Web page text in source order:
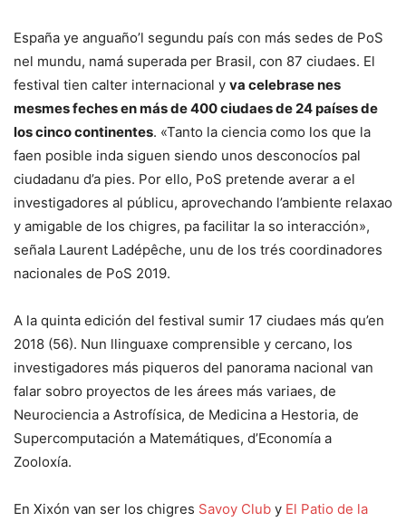
España ye anguaño’l segundu país con más sedes de PoS
nel mundu, namá superada per Brasil, con 87 ciudaes. El
festival tien calter internacional y va celebrase nes
mesmes feches en más de 400 ciudaes de 24 países de
los cinco continentes. «Tanto la ciencia como los que la
faen posible inda siguen siendo unos desconocíos pal
ciudadanu d’a pies. Por ello, PoS pretende averar a el
investigadores al públicu, aprovechando l’ambiente relaxao
y amigable de los chigres, pa facilitar la so interacción»,
señala Laurent Ladépêche, unu de los trés coordinadores
nacionales de PoS 2019.
A la quinta edición del festival sumir 17 ciudaes más qu’en
2018 (56). Nun llinguaxe comprensible y cercano, los
investigadores más piqueros del panorama nacional van
falar sobro proyectos de les árees más variaes, de
Neurociencia a Astrofísica, de Medicina a Hestoria, de
Supercomputación a Matemátiques, d’Economía a
Zooloxía.
En Xixón van ser los chigres Savoy Club y El Patio de la